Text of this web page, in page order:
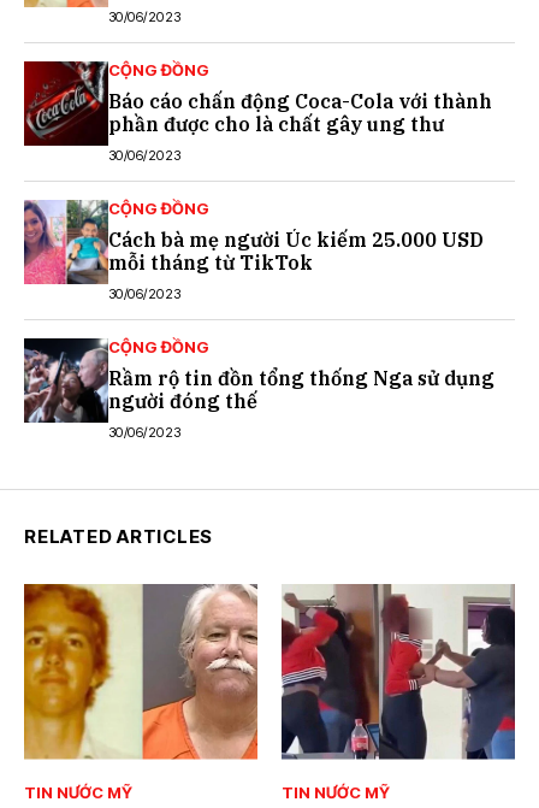
30/06/2023
CỘNG ĐỒNG
Báo cáo chấn động Coca-Cola với thành
phần được cho là chất gây ung thư
30/06/2023
CỘNG ĐỒNG
Cách bà mẹ người Úc kiếm 25.000 USD
mỗi tháng từ TikTok
30/06/2023
CỘNG ĐỒNG
Rầm rộ tin đồn tổng thống Nga sử dụng
người đóng thế
30/06/2023
RELATED ARTICLES
TIN NƯỚC MỸ TIN NƯỚC MỸ